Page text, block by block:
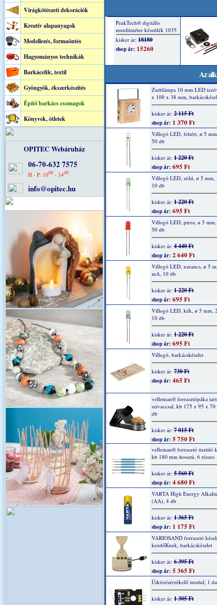
Virágkötészeti dekorációk
Kreatív alapanyagok
Modellezés, formaöntés
Hagyományos technikák
Barkácsfilc, textil
Gyöngyök, ékszerkészítés
Építő barkács csomagok
Könyvek, ötletek
OPITEC Webáruház
06-70-632 7575
H - P: 1000- 1400
info@opitec.hu
Az
Zseblámpa 10 mm LED
x 100 x 38 mm,
kisker ár: 2 115 Ft
shop ár: 1 370 Ft
Villogó LED, fehért, ø 5
50 db
kisker ár: 1 220 Ft
shop ár: 695 Ft
Villogó LED, zöld, ø 5 mm,
10 db
kisker ár: 1 220 Ft
shop ár: 695 Ft
Villogó LED, piros, ø 5
50 db
kisker ár: 4 440 Ft
shop ár: 2 640 Ft
Villogó LED, narancs, ø 5
mA, 10 db
kisker ár: 1 220 Ft
shop ár: 695 Ft
Villogó LED, kék, ø 5 mm,
10 db
kisker ár: 1 220 Ft
shop ár: 695 Ft
Villogó, barkácskészlet
kisker ár: 730 Ft
shop ár: 465 Ft
velleman® forrasztópáka
szivaccsal, kb 175 x 95 x
db
kisker ár: 7 015 Ft
shop ár: 5 750 Ft
velleman® forrasztó tisztító
kb 180 mm hosszú, 6 részes
kisker ár: 5 560 Ft
shop ár: 4 680 Ft
VARTA High Energy
(AA), 4 db
kisker ár: 1 365 Ft
shop ár: 1 175 Ft
VARIOSAND forrasztó
kezdőKnek, barkácskészlet
kisker ár: 6 395 Ft
shop ár: 5 365 Ft
Ütközésérzékelő modul, 1
kisker ár: 1 305 Ft